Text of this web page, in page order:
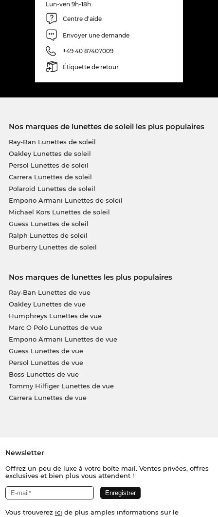
Lun-ven 9h-18h
Centre d'aide
Envoyer une demande
+49 40 87407009
Étiquette de retour
Nos marques de lunettes de soleil les plus populaires
Ray-Ban Lunettes de soleil
Oakley Lunettes de soleil
Persol Lunettes de soleil
Carrera Lunettes de soleil
Polaroid Lunettes de soleil
Emporio Armani Lunettes de soleil
Michael Kors Lunettes de soleil
Guess Lunettes de soleil
Ralph Lunettes de soleil
Burberry Lunettes de soleil
Nos marques de lunettes les plus populaires
Ray-Ban Lunettes de vue
Oakley Lunettes de vue
Humphreys Lunettes de vue
Marc O Polo Lunettes de vue
Emporio Armani Lunettes de vue
Guess Lunettes de vue
Persol Lunettes de vue
Boss Lunettes de vue
Tommy Hilfiger Lunettes de vue
Carrera Lunettes de vue
Newsletter
Offrez un peu de luxe à votre boîte mail. Ventes privées, offres
exclusives et bien plus vous attendent !
Vous trouverez ici de plus amples informations sur le